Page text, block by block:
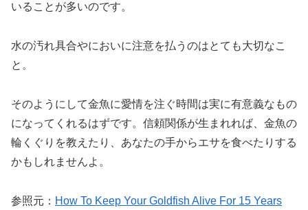
いることが多いのです。
水の汚れ具合やにおいに注意を払うのはとても大切なこ
と。
そのようにして金魚に愛情を注ぐ時間は実に有意義なもの
になってくれるはずです。信頼関係が生まれれば、金魚の
輪くぐりを教えたり、あなたの手からエサを食べたりする
かもしれませんよ。
参照元： How To Keep Your Goldfish Alive For 15 Years